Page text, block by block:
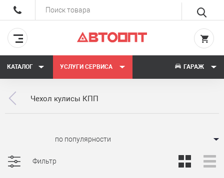
КАТАЛОГ УСЛУГИ СЕРВИСА ГАРАЖ
Чехол кулисы КПП
Фильтр